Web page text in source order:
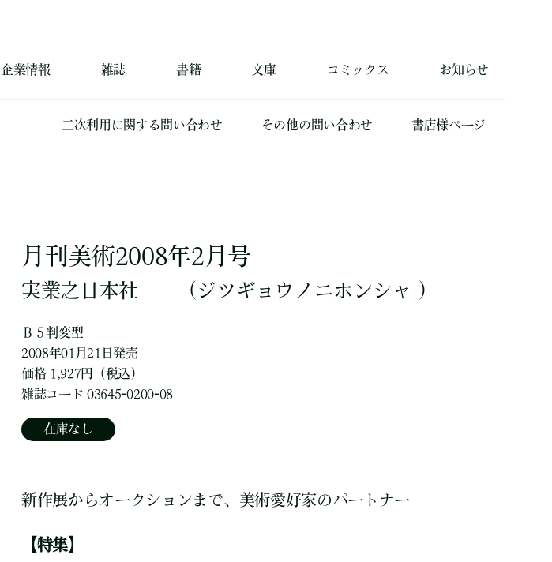
企業情報 雑誌 書籍 文庫 コミックス お知らせ
二次利用に関する問い合わせ その他の問い合わせ 書店様ページ
月刊美術2008年2月号
実業之日本社 （ジツギョウノニホンシャ ）
Ｂ５判変型
2008年01月21日発売
価格 1,927円（税込）
雑誌コード 03645-0200-08
在庫なし
新作展からオークションまで、美術愛好家のパートナー
【特集】